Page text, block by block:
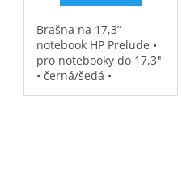
Brašna na 17,3”
notebook HP Prelude •
pro notebooky do 17,3"
• černá/šedá •